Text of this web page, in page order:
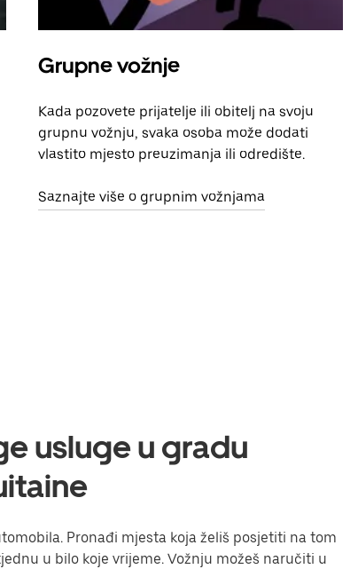
Grupne vožnje
Kada pozovete prijatelje ili obitelj na svoju
grupnu vožnju, svaka osoba može dodati
vlastito mjesto preuzimanja ili odredište.
Saznajte više o grupnim vožnjama
usluge u gradu
Pronađi mjesta koja želiš posjetiti na tom
u bilo koje vrijeme. Vožnju možeš naručiti u